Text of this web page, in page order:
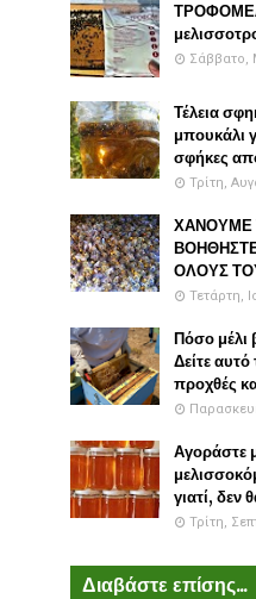
Σάββατο,
Τέλεια
μπουκάλι
σφήκες
Τρίτη,
ΧΑΝΟΥΜΕ
ΟΛΟΥΣ
Τετάρτη,
Πόσο μέλι
Δείτε
προχθές
Αγοράστε
γιατί, δεν
Τρίτη,
Διαβάστε επίσης...